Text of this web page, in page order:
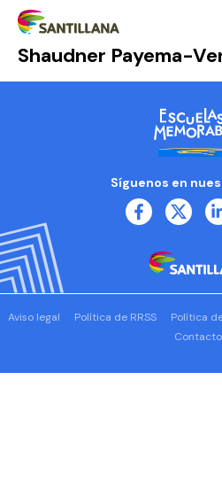
Shaudner Payema-
Síguenos en
Aviso legal Política de RRSS Política
Contacto